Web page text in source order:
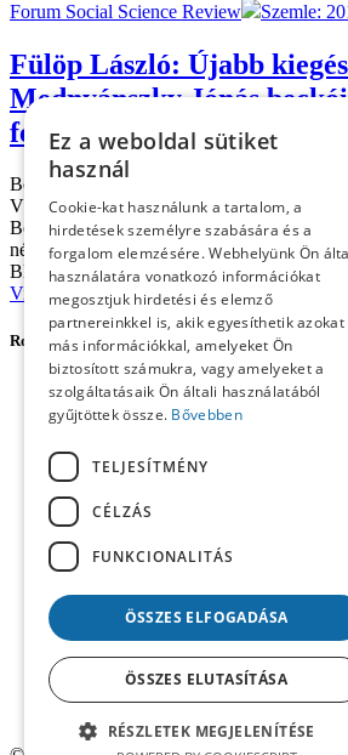
Forum Social Science Review
Szemle:
Fülöp László: Újabb
Mednyánszky Jónás
feljegyzéséhez
Beckó a valamikori Magyarországon
Vágújhelyi járásához tartozott. A település
Bolondóc volt, a magyar helynév a bolond
népetimológiában kapta mai hangalakját.
Blonduch...
Vissza Page1 Page2 Tovább
Rovatok
Forum Social Science Review
Agora
Central European Forum
Content
Reviews
Workshop
Ez a weboldal sütiket
használ
Cookie-kat használunk a tartalom, a
hirdetések személyre szabására és a
forgalom elemzésére. Webhelyünk Ön
használatára vonatkozó információkat
megosztjuk hirdetési és elemző
partnereinkkel is, akik egyesíthetik azokat
más információkkal, amelyeket Ön
biztosított számukra, vagy amelyeket a
szolgáltatásaik Ön általi használatából
gyűjtöttek össze. Bővebben
TELJESÍTMÉNY
CÉLZÁS
FUNKCIONALITÁS
ÖSSZES ELFOGADÁSA
ÖSSZES ELUTASÍTÁSA
RÉSZLETEK MEGJELENÍTÉSE